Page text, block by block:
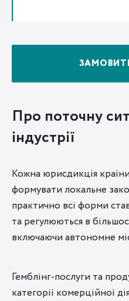
Про поточну
індустрії
Кожна юрисдикція
формувати локальне
практично всі форми
та регулюються в
включаючи автономне
Гемблінг-послуги та
категорії комерційної